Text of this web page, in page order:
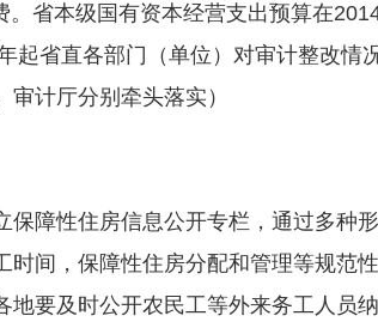
。省本级国有资本经营支出预算在
起省直各部门（单位）对审计整改
计厅分别牵头落实）
性住房信息公开专栏，通过多种
时间，保障性住房分配和管理等规范
要及时公开农民工等外来务工人员